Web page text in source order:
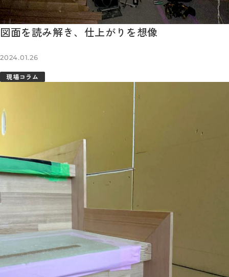
図面を読み解き、仕上がりを想像
2024.01.26
現場コラム